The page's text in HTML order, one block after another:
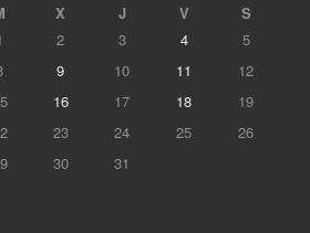
X J V S
2 3 4
5
9 10 11
12
16 17 18
19
23 24 25
26
30 31